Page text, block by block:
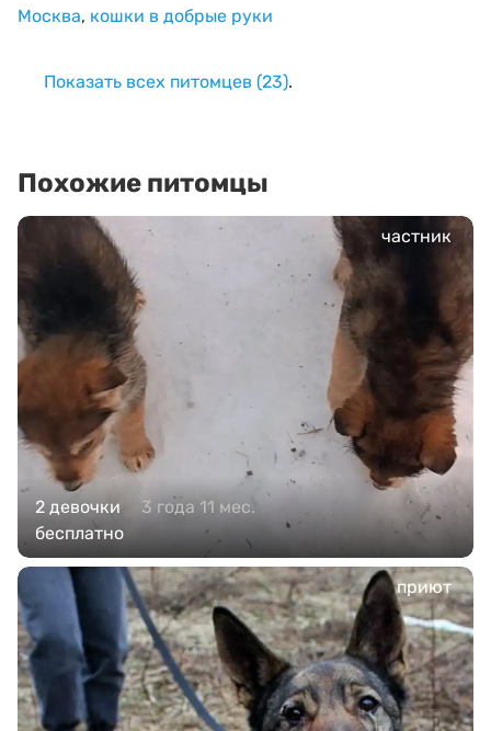
Москва, кошки в добрые руки
Показать всех питомцев (23).
Похожие питомцы
частник
2 девочки
3 года 11 мес.
бесплатно
приют